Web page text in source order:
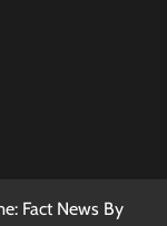
Fact News By